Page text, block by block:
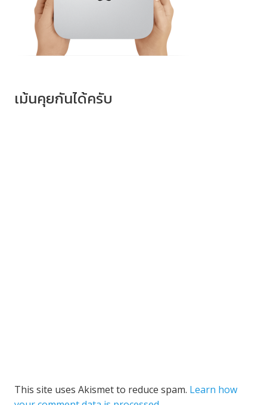
เม้นคุยกันได้ครับ
This site uses Akismet to reduce spam. Learn how